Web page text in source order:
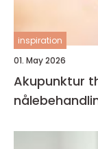
inspiration
01. May 2026
Akupunktur thisted